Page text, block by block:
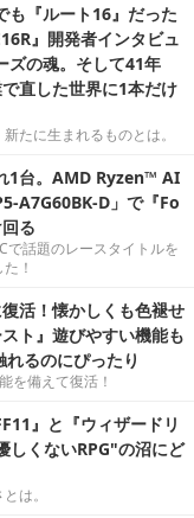
も『ルート16』だった
』開発者インタビュ
ズの魂。そして41年
直した世界に1本だけ
たに生まれるものとは。
1台。AMD Ryzen™ AI
A7G60BK-D」で『Fo
る
で話題のレースタイトルを
！
活！懐かしくも色褪せ
ト』遊びやすい機能も
るのにぴったり
を備えて復活！
』と『ウィザードリ
しくないRPG"の沼にど
は。